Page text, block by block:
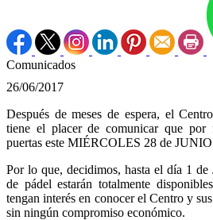
Comunicados
26/06/2017
Después de meses de espera, el
tiene el placer de comunicar que por
puertas este MIÉRCOLES 28 de
Por lo que, decidimos, hasta el día 1
de pádel estarán totalmente
tengan interés en conocer el Centro y
sin ningún compromiso económico.